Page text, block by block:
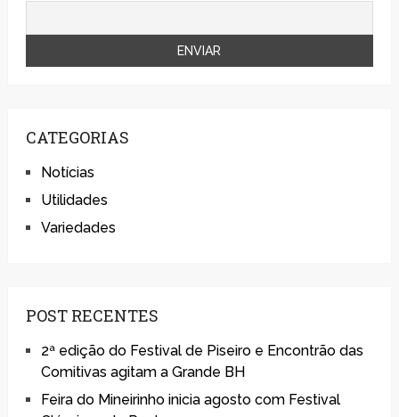
CATEGORIAS
Notícias
Utilidades
Variedades
POST RECENTES
2ª edição do Festival de Piseiro e Encontrão das
Comitivas agitam a Grande BH
Feira do Mineirinho inicia agosto com Festival